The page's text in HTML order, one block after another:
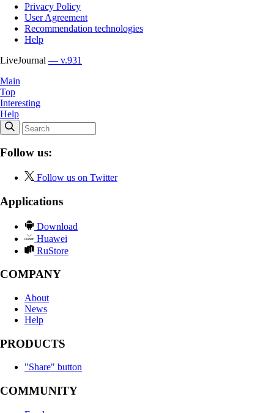
Privacy Policy
User Agreement
Recommendation technologies
Help
LiveJournal — v.931
Main
Top
Interesting
Help
Follow us:
Follow us on Twitter
Applications
Download
Huawei
RuStore
COMPANY
About
News
Help
PRODUCTS
"Share" button
COMMUNITY